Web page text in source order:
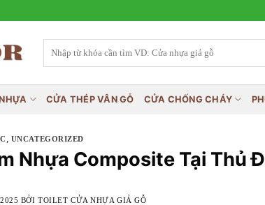
kiếm:
CỬA THÉP VÂN GỖ CỬA CHỐNG CHÁY
, UNCATEGORIZED
Nhựa Composite Tại Thủ
BỞITOILET CỬA NHỰA GIẢ GỖ